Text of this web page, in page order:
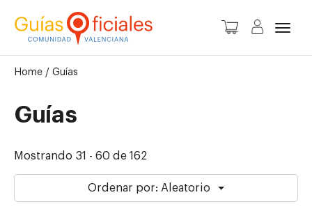
Guías
Home / Guías
Mostrando 31 - 60 de 162
Ordenar por: Aleatorio